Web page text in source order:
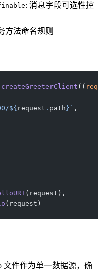
: 消息字段可选性控
方法命名规则
createGreeterClient ((
${ request . path }` ,
(request),
(request)
文件作为单一数据源，确